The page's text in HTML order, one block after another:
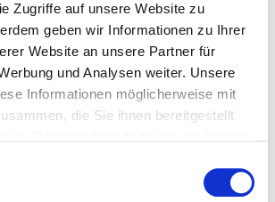
Zugriffe auf unsere Website zu
geben wir Informationen zu Ihrer
Website an unsere Partner für
und Analysen weiter. Unsere
Informationen möglicherweise mit
die Sie ihnen bereitgestellt